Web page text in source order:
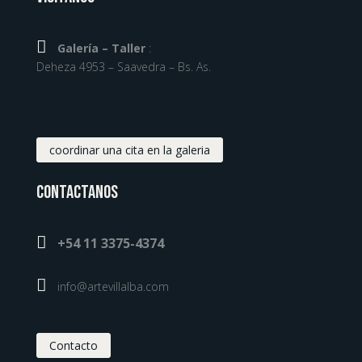
 Galería – Taller:
Deheza 4953 – Saavedra – Bs. As.
coordinar una cita en la galeria
Contactanos
 +54 11 3375-4374
 info@artevillalba.com
Contacto